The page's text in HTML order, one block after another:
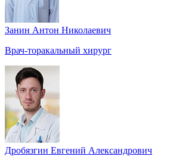
Занин Антон Николаевич
Врач-торакальный хирург
Дробязгин Евгений Александрович